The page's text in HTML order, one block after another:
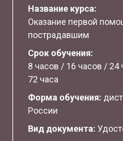
Название курса:
Оказание первой
пострадавшим
Срок обучения:
8 часов / 16 часов / 24
72 часа
Форма обучения:
России
Вид документа: